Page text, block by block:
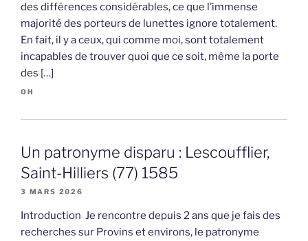
des différences considérables, ce que l’immense
majorité des porteurs de lunettes ignore totalement.
En fait, il y a ceux, qui comme moi, sont totalement
incapables de trouver quoi que ce soit, même la porte
des […]
OH
Un patronyme disparu : Lescoufflier,
Saint-Hilliers (77) 1585
3 MARS 2026
Introduction Je rencontre depuis 2 ans que je fais des
recherches sur Provins et environs, le patronyme